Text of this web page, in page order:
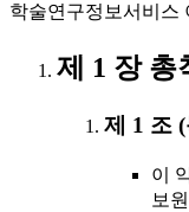
학술연구정보서비스
제 1 장 총
제 1 조
이
보